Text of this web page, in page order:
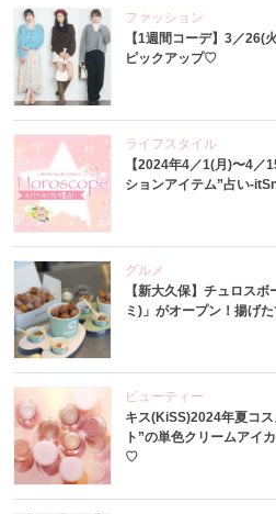
ファッション
【1週間コーデ】3／26(
ピックアップ♡
ライフスタイル
【2024年4／1(月)〜4／
ションアイテム”占い-
グルメ
【新大久保】チュロス
ミ)」がオープン！揚げ
ビューティー
キス(KiSS)2024年夏コ
ト”の単色クリームアイ
♡